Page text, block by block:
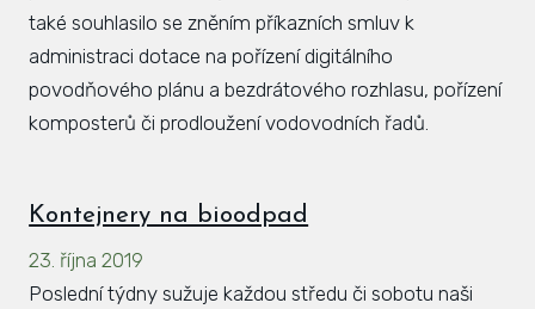
také souhlasilo se zněním příkazních smluv k
administraci dotace na pořízení digitálního
povodňového plánu a bezdrátového rozhlasu, pořízení
komposterů či prodloužení vodovodních řadů.
Kontejnery na bioodpad
23. října 2019
Poslední týdny sužuje každou středu či sobotu naši